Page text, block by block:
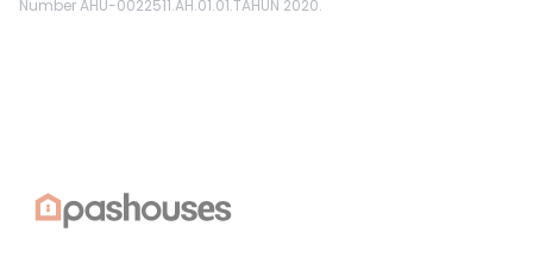
Number AHU-0022511.AH.01.01.TAHUN 2020.